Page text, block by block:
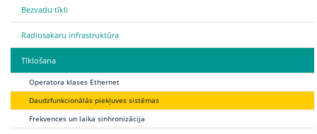
Bezvadu tīkli
Radiosakaru infrastruktūra
Tīklošana
Operatora klases Ethernet
Daudzfunkcionālās piekļuves sistēmas
Frekvences un laika sinhronizācija